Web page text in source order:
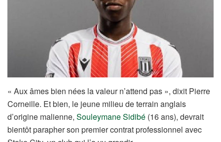
« Aux âmes bien nées la valeur n’attend pas », dixit Pierre
Corneille. Et bien, le jeune milieu de terrain anglais
d’origine malienne, Souleymane Sidibé (16 ans), devrait
bientôt parapher son premier contrat professionnel avec